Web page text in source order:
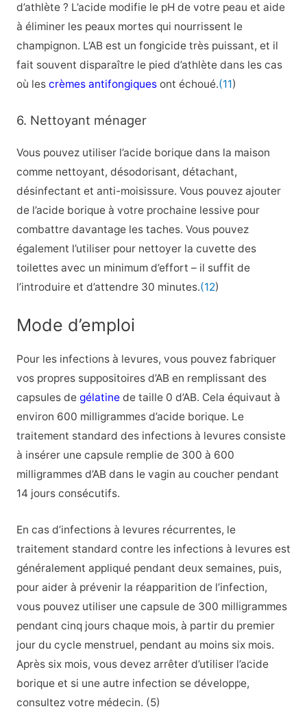
d’athlète ? L’acide modifie le pH de votre peau et aide
à éliminer les peaux mortes qui nourrissent le
champignon. L’AB est un fongicide très puissant, et il
fait souvent disparaître le pied d’athlète dans les cas
où les crèmes antifongiquesont échoué.(11)
6. Nettoyant ménager
Vous pouvez utiliser l’acide borique dans la maison
comme nettoyant, désodorisant, détachant,
désinfectant et anti-moisissure. Vous pouvez ajouter
de l’acide borique à votre prochaine lessive pour
combattre davantage les taches. Vous pouvez
également l’utiliser pour nettoyer la cuvette des
toilettes avec un minimum d’effort – il suffit de
l’introduire et d’attendre 30 minutes.(12)
Mode d’emploi
Pour les infections à levures, vous pouvez fabriquer
vos propres suppositoires d’AB en remplissant des
capsules de gélatinede taille 0 d’AB. Cela équivaut à
environ 600 milligrammes d’acide borique. Le
traitement standard des infections à levures consiste
à insérer une capsule remplie de 300 à 600
milligrammes d’AB dans le vagin au coucher pendant
14 jours consécutifs.
En cas d’infections à levures récurrentes, le
traitement standard contre les infections à levures est
généralement appliqué pendant deux semaines, puis,
pour aider à prévenir la réapparition de l’infection,
vous pouvez utiliser une capsule de 300 milligrammes
pendant cinq jours chaque mois, à partir du premier
jour du cycle menstruel, pendant au moins six mois.
Après six mois, vous devez arrêter d’utiliser l’acide
borique et si une autre infection se développe,
consultez votre médecin. (5)